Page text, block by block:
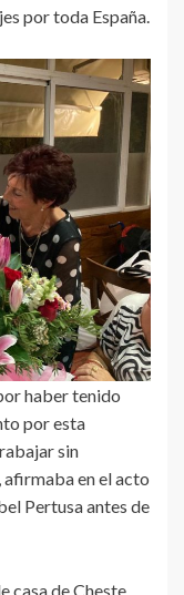
por toda España.
haber tenido
por esta
sin
en el acto
Pertusa antes de
casa de Cheste